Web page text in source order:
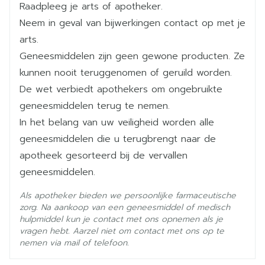
- In het geval van pernicieuze anemie
dosering van 1 mg, één dag op twee gedurende
1 tot 2 weken aanbevolen, gevolgd door een
dosis van 250 microgram elke week tot
normalisatie van de bloedspiegels. Een
onderhoudsbehandeling van 1 mg
hydroxocobalamine wordt aangeraden elke 2 of 3
maanden.
- Als eenvitamine B12-deficiëntie irreversibel
is, zoals bij een totale gastrectomie of de
resectie van het ileum, is de behandeling
levenslang aan een dosering van 1 mg
hydroxocobalamine elke 2 tot 3 maanden.
- Bij debehandeling van neurologische
tot 5 mg per dag of elke 2 dagen intramusculair
voorgesteld.
- In het geval van eencyanide-intoxicatie: De
dosis hydroxocobalamine zal op 5 gram gebracht
Diepte 16 mm
Hoeveelheid
Verpakking
3
Actieve
Ingrediënten
hydroxocobalamine acetaat
Behoud
Kamertemperatuur (15°C -
25°C)
Raadpleeg je arts of apotheker.
Neem in geval van bijwerkingen contact op met je
arts.
Geneesmiddelen zijn geen gewone producten. Ze
kunnen nooit teruggenomen of geruild worden.
De wet verbiedt apothekers om ongebruikte
geneesmiddelen terug te nemen.
In het belang van uw veiligheid worden alle
geneesmiddelen die u terugbrengt naar de
apotheek gesorteerd bij de vervallen
geneesmiddelen.
Als apotheker bieden we persoonlijke farmaceutische
zorg. Na aankoop van een geneesmiddel of medisch
hulpmiddel kun je contact met ons opnemen als je
vragen hebt. Aarzel niet om contact met ons op te
nemen via mail of telefoon.